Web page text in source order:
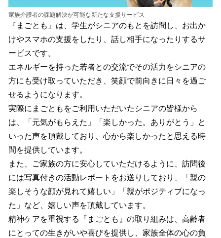
家族介護者の課題解決が可能な新たな支援サービス
『まごとも』は、学生がシニアのもとを訪問し、お出か
けやスマホの支援をしたり、話し相手になったりするサ
ービスです。
エネルギーを持った若者との交流でその活力をシニアの
方にも受け取っていただき、笑顔で前向きに日々を過ご
せるようになります。
実際にまごともをご利用いただいたシニアの皆様から
は、「元気がもらえた」「楽しかった。ありがとう」と
いった声を頂戴しており、心から楽しかったと思える時
間を提供しています。
また、ご家族の方に安心していただけるように、訪問後
には写真付きの活動レポートをお送りしており、「親の
楽しそうな顔が見れて嬉しい」「親がポジティブになっ
た」など、嬉しい声を頂戴しています。
精神ケアを重視する『まごとも』の取り組みは、高齢者
にとっての生きがいや喜びを提供し、家族全体の心の負